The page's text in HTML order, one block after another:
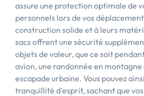
assure une protection optimale de
personnels lors de vos
construction solide et à leurs
sacs offrent une sécurité
objets de valeur, que ce soit
avion, une randonnée en montagne
escapade urbaine. Vous pouvez
tranquillité d’esprit, sachant que